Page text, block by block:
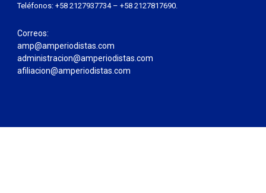
Teléfonos: +58 2127937734 – +58 2127817690.
Correos:
amp@amperiodistas.com
administracion@amperiodistas.com
afiliacion@amperiodistas.com